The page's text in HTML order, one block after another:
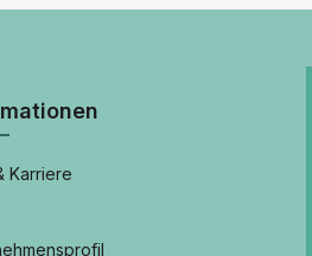
Karriere